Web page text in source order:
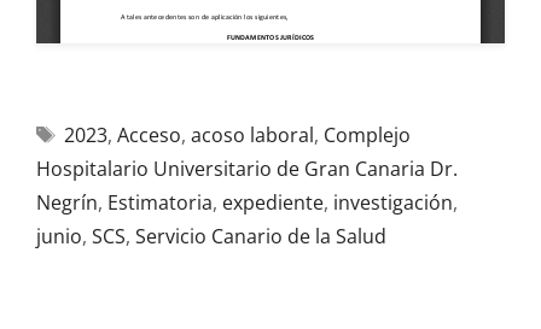
2023, Acceso, acoso laboral, Complejo
Hospitalario Universitario de Gran Canaria Dr.
Negrín, Estimatoria, expediente, investigación,
junio, SCS, Servicio Canario de la Salud